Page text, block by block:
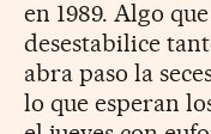
en 1989. Algo
desestabilice
abra paso la
lo que esperan